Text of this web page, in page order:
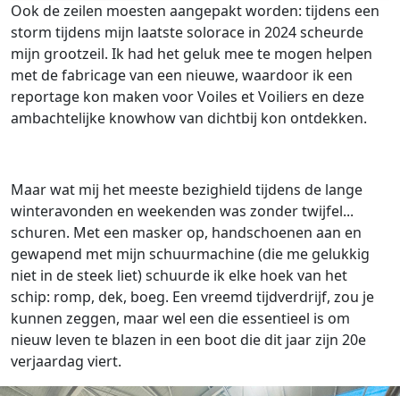
Ook de zeilen moesten aangepakt worden: tijdens een
storm tijdens mijn laatste solorace in 2024 scheurde
mijn grootzeil. Ik had het geluk mee te mogen helpen
met de fabricage van een nieuwe, waardoor ik een
reportage kon maken voor Voiles et Voiliers en deze
ambachtelijke knowhow van dichtbij kon ontdekken.
Maar wat mij het meeste bezighield tijdens de lange
winteravonden en weekenden was zonder twijfel...
schuren. Met een masker op, handschoenen aan en
gewapend met mijn schuurmachine (die me gelukkig
niet in de steek liet) schuurde ik elke hoek van het
schip: romp, dek, boeg. Een vreemd tijdverdrijf, zou je
kunnen zeggen, maar wel een die essentieel is om
nieuw leven te blazen in een boot die dit jaar zijn 20e
verjaardag viert.